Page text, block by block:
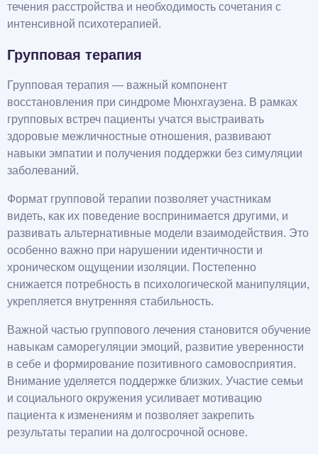
течения расстройства и необходимость сочетания с
интенсивной психотерапией.
Групповая терапия
Групповая терапия — важный компонент
восстановления при синдроме Мюнхгаузена. В рамках
групповых встреч пациенты учатся выстраивать
здоровые межличностные отношения, развивают
навыки эмпатии и получения поддержки без симуляции
заболеваний.
Формат групповой терапии позволяет участникам
видеть, как их поведение воспринимается другими, и
развивать альтернативные модели взаимодействия. Это
особенно важно при нарушении идентичности и
хроническом ощущении изоляции. Постепенно
снижается потребность в психологической манипуляции,
укрепляется внутренняя стабильность.
Важной частью группового лечения становится обучение
навыкам саморегуляции эмоций, развитие уверенности
в себе и формирование позитивного самовосприятия.
Внимание уделяется поддержке близких. Участие семьи
и социального окружения усиливает мотивацию
пациента к изменениям и позволяет закрепить
результаты терапии на долгосрочной основе.